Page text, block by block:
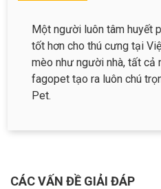
TỔNG
Một người luôn tâm huyết
tốt hơn cho thú cưng tại
mèo như người nhà, tất cả
fagopet tạo ra luôn chú
Pet.
CÁC VẤN ĐỀ GIẢI ĐÁP